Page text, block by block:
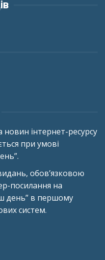
новин інтернет-ресурсу
при умові
обов’язковою
посилання на
день” в першому
систем.